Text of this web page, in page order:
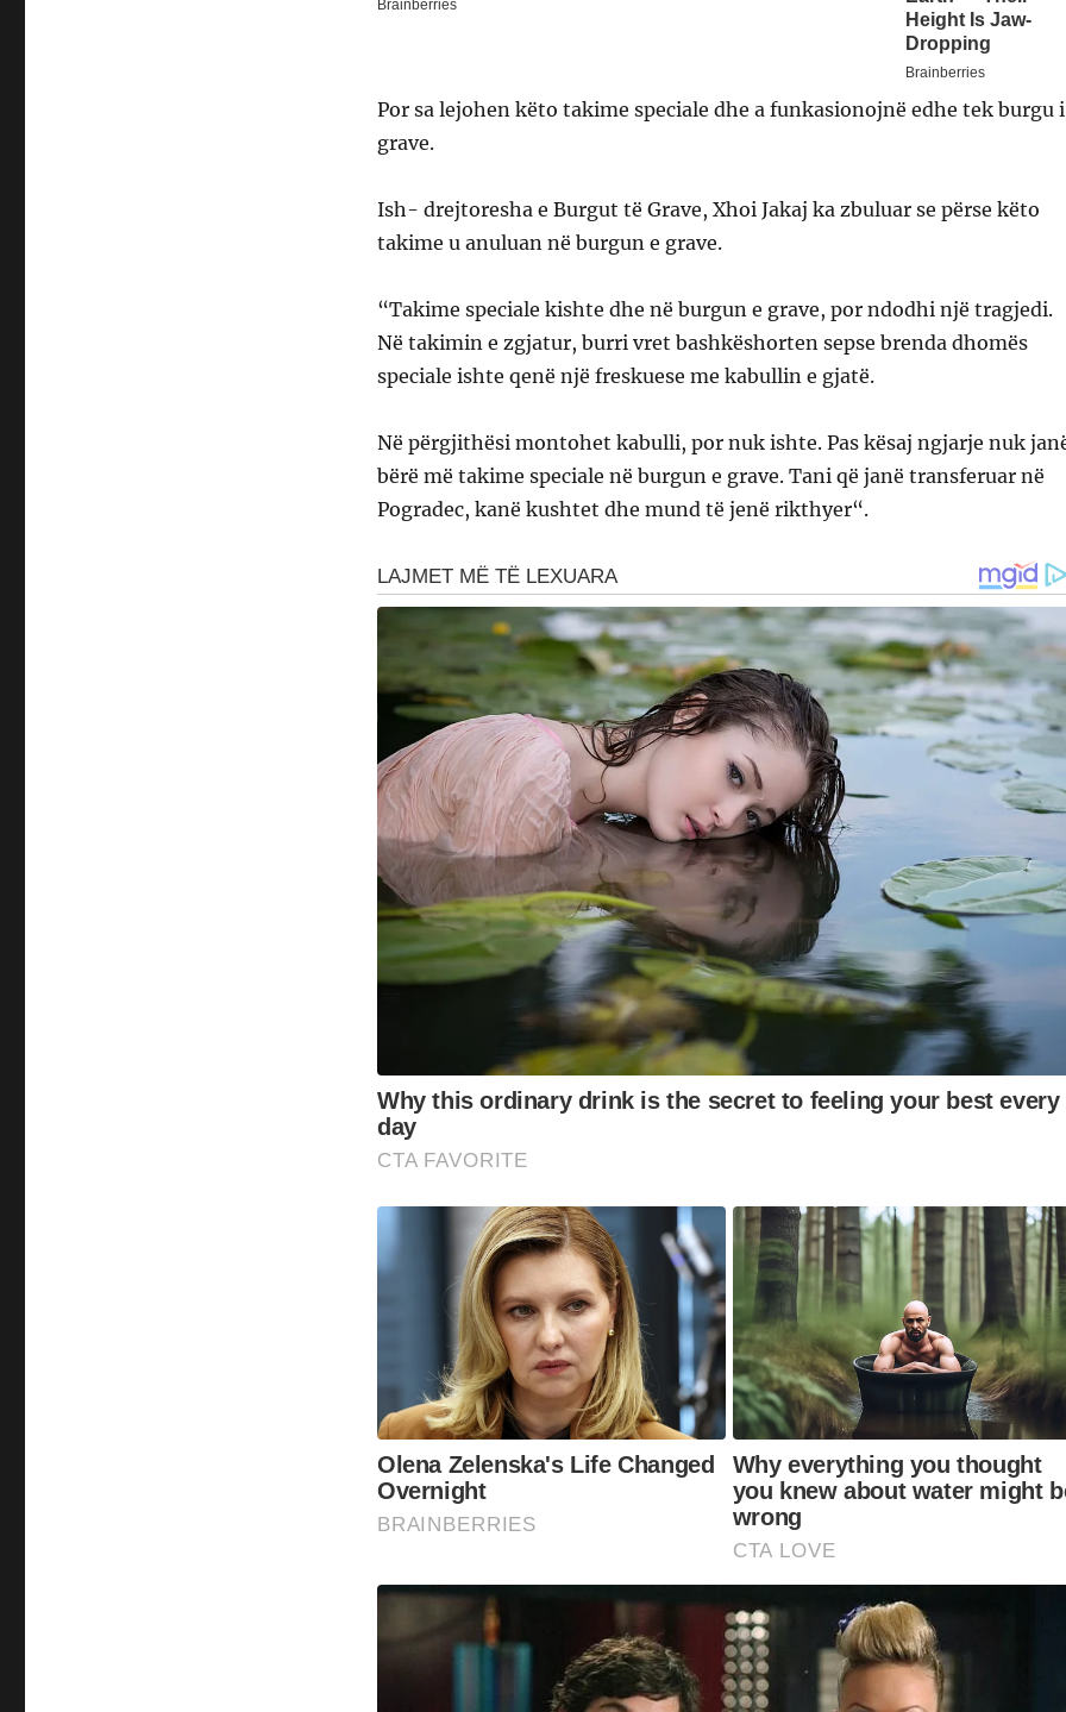
Por sa lejohen këto takime speciale dhe a funkasionojnë edhe tek burgu i
grave.
Ish- drejtoresha e Burgut të Grave, Xhoi Jakaj ka zbuluar se përse këto
takime u anuluan në burgun e grave.
“Takime speciale kishte dhe në burgun e grave, por ndodhi një tragjedi.
Në takimin e zgjatur, burri vret bashkëshorten sepse brenda dhomës
speciale ishte qenë një freskuese me kabullin e gjatë.
Në përgjithësi montohet kabulli, por nuk ishte. Pas kësaj ngjarje nuk
bërë më takime speciale në burgun e grave. Tani që janë transferuar në
Pogradec, kanë kushtet dhe mund të jenë rikthyer“.